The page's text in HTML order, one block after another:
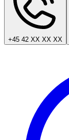
+45 42 XX XX XX